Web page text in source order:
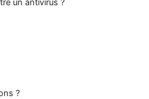
un antivirus ?
?